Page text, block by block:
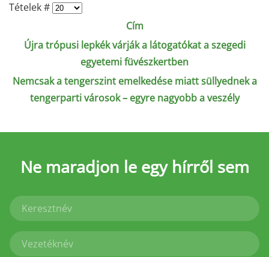
Tételek #
Cím
Újra trópusi lepkék várják a látogatókat a szegedi
egyetemi füvészkertben
Nemcsak a tengerszint emelkedése miatt süllyednek a
tengerparti városok – egyre nagyobb a veszély
Ne maradjon le egy hírről sem